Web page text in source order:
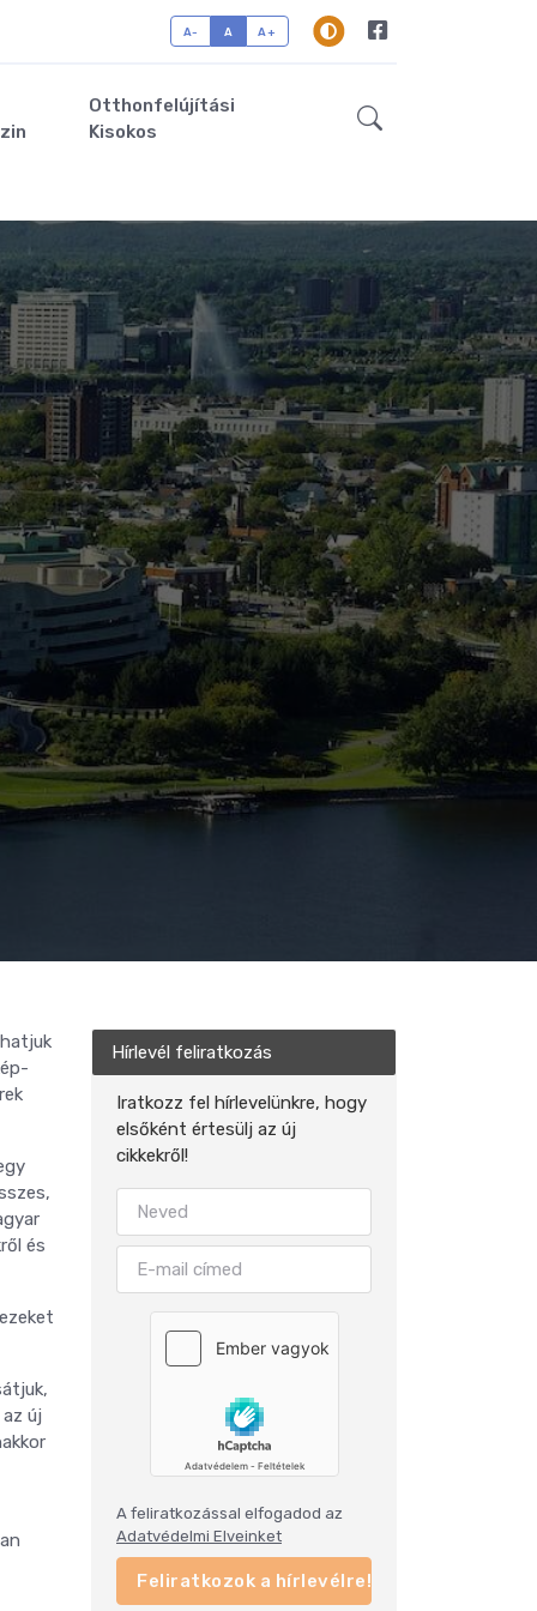
A- A A+
Otthonfelújítási
Kisokos
és
új
Hírlevél feliratkozás
Iratkozz fel hírlevelünkre, hogy
elsőként értesülj az új
cikkekről!
A feliratkozással elfogadod az
Adatvédelmi Elveinket
Feliratkozok a hírlevélre!